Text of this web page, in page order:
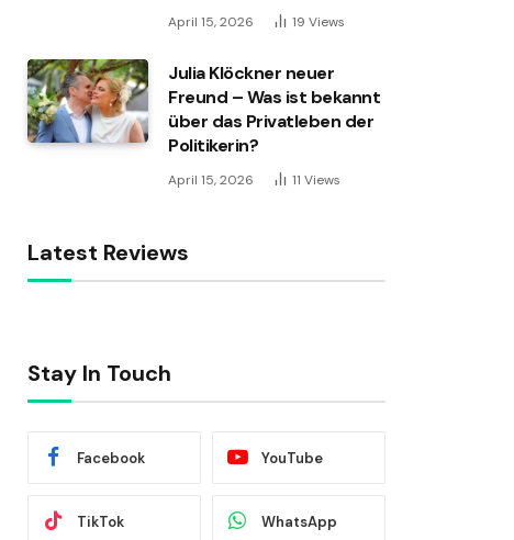
April 15, 2026 19 Views
Julia Klöckner neuer
Freund – Was ist bekannt
über das Privatleben der
Politikerin?
April 15, 2026 11 Views
Latest Reviews
Stay In Touch
Facebook YouTube
TikTok WhatsApp